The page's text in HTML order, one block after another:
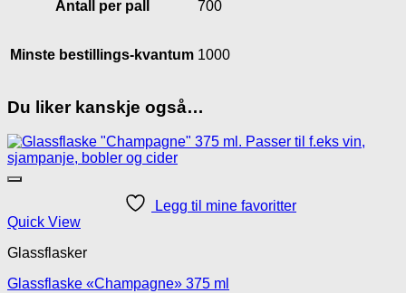
Antall per pall 700
Minste bestillings-kvantum 1000
Du liker kanskje også…
Legg til mine favoritter
Quick View
Glassflasker
Glassflaske «Champagne» 375 ml